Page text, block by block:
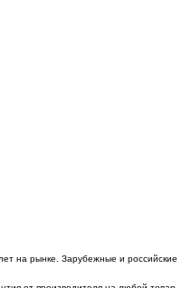
на рынке. Зарубежные и российские